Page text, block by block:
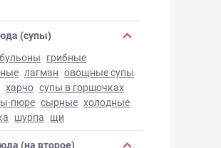
(супы)
бульоны грибные
лагман овощные супы
харчо супы в горшочках
пюре сырные холодные
шурпа щи
(на второе)